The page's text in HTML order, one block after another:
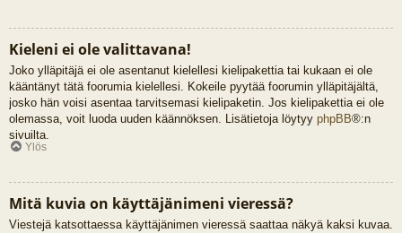
Kieleni ei ole valittavana!
Joko ylläpitäjä ei ole asentanut kielellesi kielipakettia tai kukaan ei ole
kääntänyt tätä foorumia kielellesi. Kokeile pyytää foorumin ylläpitäjältä,
josko hän voisi asentaa tarvitsemasi kielipaketin. Jos kielipakettia ei ole
olemassa, voit luoda uuden käännöksen. Lisätietoja löytyy phpBB®:n
sivuilta.
Ylös
Mitä kuvia on käyttäjänimeni vieressä?
Viestejä katsottaessa käyttäjänimen vieressä saattaa näkyä kaksi kuvaa.